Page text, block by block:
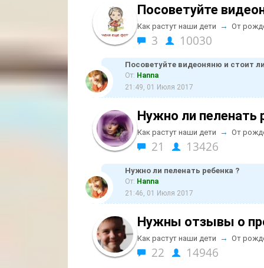
Посоветуйте
Как растут наши дети → От
3 10030
Посоветуйте видеоняню и стоит
От: Hanna
21:49, 01 Июля 2017
Нужно ли пеленать
Как растут наши дети → От
21 13426
Нужно ли пеленать ребенка ?
От: Hanna
21:46, 01 Июля 2017
Нужны отзывы о
Как растут наши дети → От
22 14946